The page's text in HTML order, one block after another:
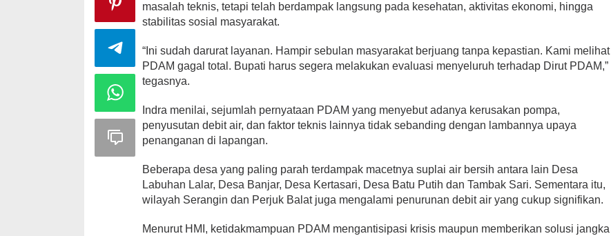
masalah teknis, tetapi telah berdampak langsung pada kesehatan, aktivitas ekonomi, hingga
stabilitas sosial masyarakat.
“Ini sudah darurat layanan. Hampir sebulan masyarakat berjuang tanpa kepastian. Kami melihat
PDAM gagal total. Bupati harus segera melakukan evaluasi menyeluruh terhadap Dirut PDAM,”
tegasnya.
Indra menilai, sejumlah pernyataan PDAM yang menyebut adanya kerusakan pompa,
penyusutan debit air, dan faktor teknis lainnya tidak sebanding dengan lambannya upaya
penanganan di lapangan.
Beberapa desa yang paling parah terdampak macetnya suplai air bersih antara lain Desa
Labuhan Lalar, Desa Banjar, Desa Kertasari, Desa Batu Putih dan Tambak Sari. Sementara itu,
wilayah Serangin dan Perjuk Balat juga mengalami penurunan debit air yang cukup signifikan.
Menurut HMI, ketidakmampuan PDAM mengantisipasi krisis maupun memberikan solusi jangka